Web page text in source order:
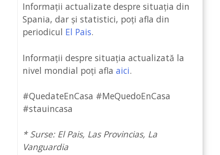
Informații actualizate despre situația din
Spania, dar și statistici, poți afla din
periodicul El Pais.
Informații despre situația actualizată la
nivel mondial poți afla aici.
#QuedateEnCasa #MeQuedoEnCasa
#stauincasa
* Surse: El Pais, Las Provincias, La
Vanguardia